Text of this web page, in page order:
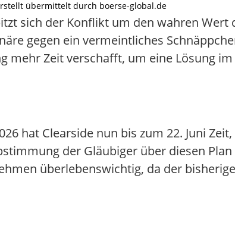
übermittelt durch boerse-global.de
sich der Konflikt um den wahren Wert
gegen ein vermeintliches
mehr Zeit verschafft, um eine Lösung
hat Clearside nun bis zum 22. Juni
der Gläubiger über diesen
überlebenswichtig, da der